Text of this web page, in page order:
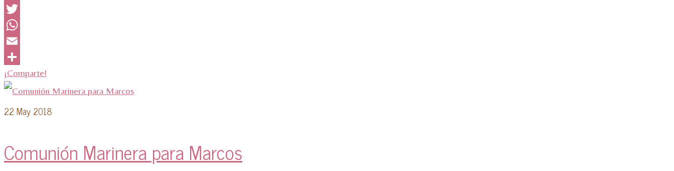
Facebook
Twitter
WhatsApp
Email
¡Comparte!
22 May 2018
Comunión Marinera para Marcos